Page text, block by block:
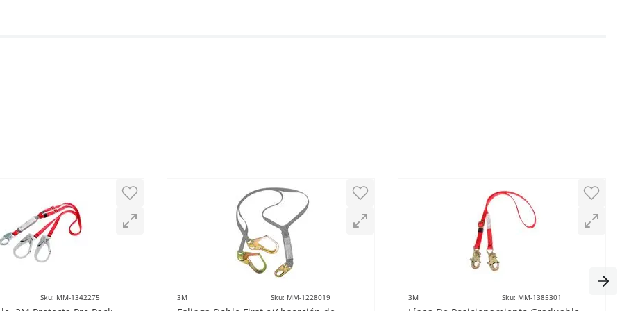
Sku: MM-1342275 3M Sku: MM-1228019 3M Sku: MM-1385301